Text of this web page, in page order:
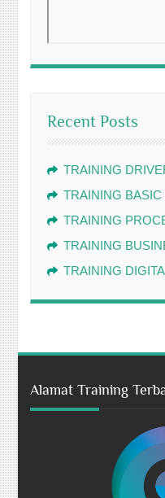
Recent Posts
TRAINING
TRAINING
TRAINING
TRAINING
TRAINING
Alamat Training